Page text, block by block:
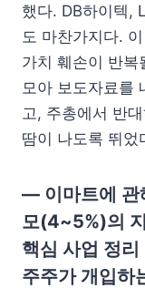
했다. DB하이텍,
도 마찬가지다.
가치 훼손이 반복
모아 보도자료를
고, 주총에서 반
땀이 나도록 뛰었
— 이마트에 관
모(4~5%)의
핵심 사업 정
주주가 개입하